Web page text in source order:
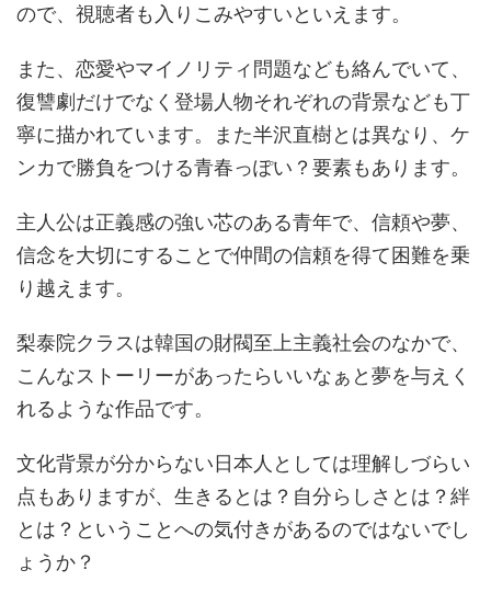
ので、視聴者も入りこみやすいといえます。
また、恋愛やマイノリティ問題なども絡んでいて、
復讐劇だけでなく登場人物それぞれの背景なども丁
寧に描かれています。また半沢直樹とは異なり、ケ
ンカで勝負をつける青春っぽい？要素もあります。
主人公は正義感の強い芯のある青年で、信頼や夢、
信念を大切にすることで仲間の信頼を得て困難を乗
り越えます。
梨泰院クラスは韓国の財閥至上主義社会のなかで、
こんなストーリーがあったらいいなぁと夢を与えく
れるような作品です。
文化背景が分からない日本人としては理解しづらい
点もありますが、生きるとは？自分らしさとは？絆
とは？ということへの気付きがあるのではないでし
ょうか？